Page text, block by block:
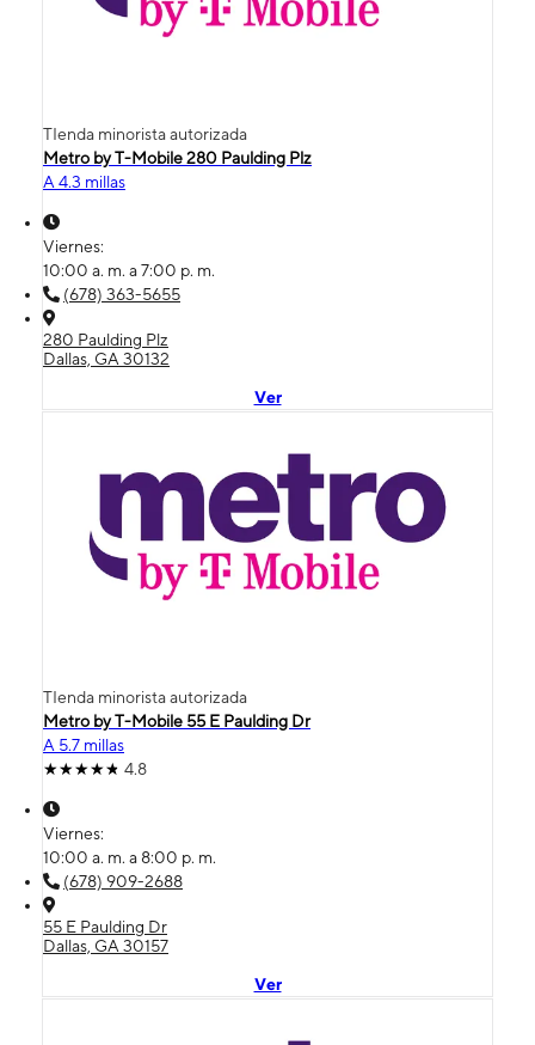
TIenda minorista autorizada
Metro by T-Mobile 280 Paulding Plz
A 4.3 millas
Viernes:
10:00 a. m. a 7:00 p. m.
(678) 363-5655
280 Paulding Plz
Dallas, GA 30132
Ver
TIenda minorista autorizada
Metro by T-Mobile 55 E Paulding Dr
A 5.7 millas
4.8
Viernes:
10:00 a. m. a 8:00 p. m.
(678) 909-2688
55 E Paulding Dr
Dallas, GA 30157
Ver